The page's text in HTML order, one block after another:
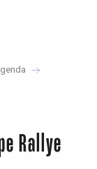
Rallye